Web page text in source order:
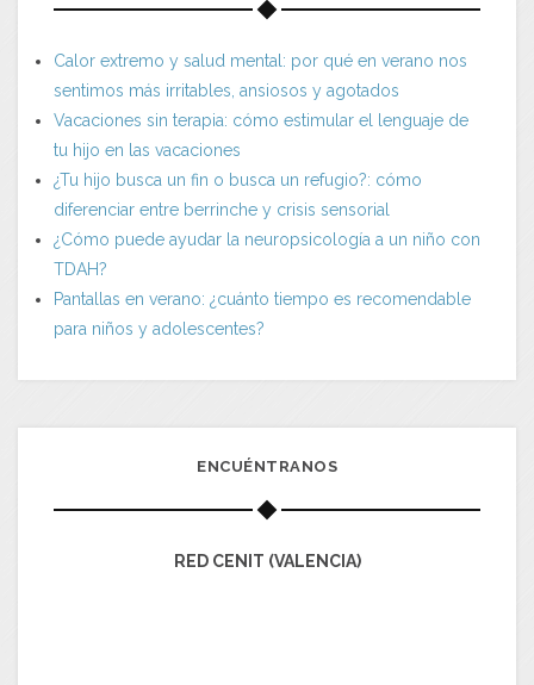
Calor extremo y salud mental: por qué en verano nos
sentimos más irritables, ansiosos y agotados
Vacaciones sin terapia: cómo estimular el lenguaje de
tu hijo en las vacaciones
¿Tu hijo busca un fin o busca un refugio?: cómo
diferenciar entre berrinche y crisis sensorial
¿Cómo puede ayudar la neuropsicología a un niño con
TDAH?
Pantallas en verano: ¿cuánto tiempo es recomendable
para niños y adolescentes?
ENCUÉNTRANOS
RED CENIT (VALENCIA)